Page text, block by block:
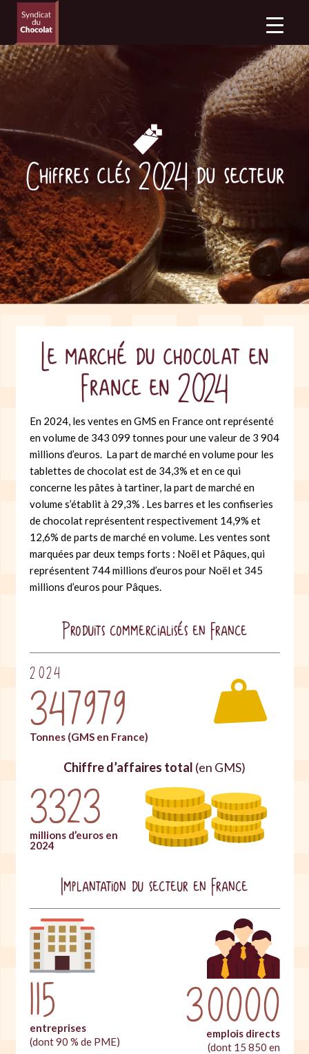
Chiffres clés 2024 du secteur
Le marché du chocolat en
France en 2024
En 2024, les ventes en GMS en France ont représenté
en volume de 343 099 tonnes pour une valeur de 3 904
millions d’euros. La part de marché en volume pour les
tablettes de chocolat est de 34,3% et en ce qui
concerne les pâtes à tartiner, la part de marché en
volume s’établit à 29,3% . Les barres et les confiseries
de chocolat représentent respectivement 14,9% et
12,6% de parts de marché en volume. Les ventes sont
marquées par deux temps forts : Noël et Pâques, qui
représentent 744 millions d’euros pour Noël et 345
millions d’euros pour Pâques.
Produits commercialisés en France
2024
347979
Tonnes (GMS en France)
Chiffre d’affaires total (en GMS)
3323
millions d’euros en
2024
Implantation du secteur en France
115
entreprises
(dont 90 % de PME)
30000
emplois directs
(dont 15 850 en